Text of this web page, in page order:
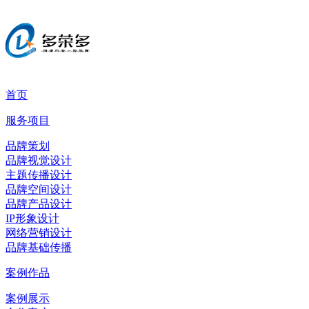
首页
服务项目
品牌策划
品牌视觉设计
主题传播设计
品牌空间设计
品牌产品设计
IP形象设计
网络营销设计
品牌基础传播
案例作品
案例展示